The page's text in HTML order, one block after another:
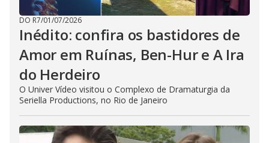
DO R7/01/07/2026
Inédito: confira os bastidores de
Amor em Ruínas, Ben-Hur e A Ira
do Herdeiro
O Univer Vídeo visitou o Complexo de Dramaturgia da
Seriella Productions, no Rio de Janeiro